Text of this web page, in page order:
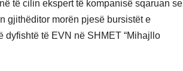
të cilin ekspert të kompanisë sqaruan se
gjithëditor morën pjesë bursistët e
dyfishtë të EVN në SHMET “Mihajllo